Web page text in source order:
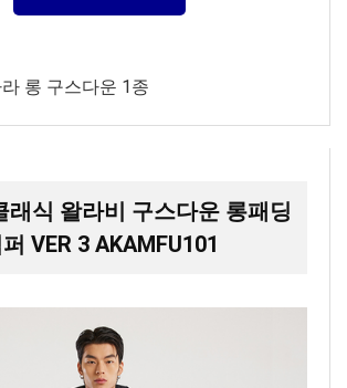
롱 구스다운 1종
래식 왈라비 구스다운 롱패딩
VER 3 AKAMFU101